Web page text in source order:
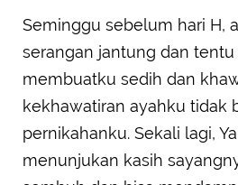
Seminggu sebelum hari H,
serangan jantung dan
membuatku sedih dan
kekhawatiran ayahku tidak
pernikahanku. Sekali lagi,
menunjukan kasih